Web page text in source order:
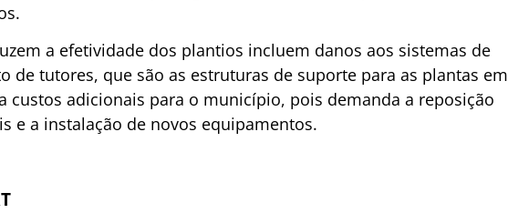
a efetividade dos plantios incluem danos aos sistemas de
de tutores, que são as estruturas de suporte para as plantas em
custos adicionais para o município, pois demanda a reposição
e a instalação de novos equipamentos.